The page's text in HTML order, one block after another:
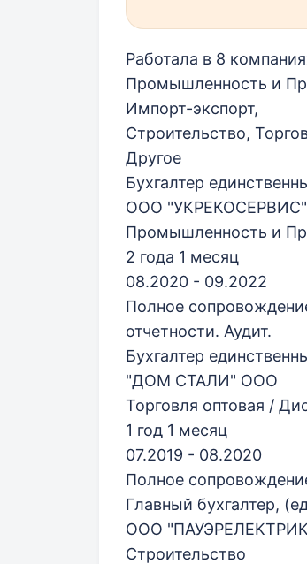
Работала в 8
Промышленность и
Импорт-экспорт,
Строительство,
Другое
Бухгалтер
ООО "УКРЕКОСЕРВИС"
Промышленность и
2 года 1 месяц
08.2020 - 09.2022
Полное
отчетности. Аудит.
Бухгалтер
"ДОМ СТАЛИ" ООО
Торговля оптовая /
1 год 1 месяц
07.2019 - 08.2020
Полное
Главный бухгалтер,
ООО
Строительство